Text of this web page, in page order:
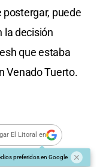
postergar, puede
la decisión
que estaba
Venado Tuerto.
El Litoral en
preferidos en Google